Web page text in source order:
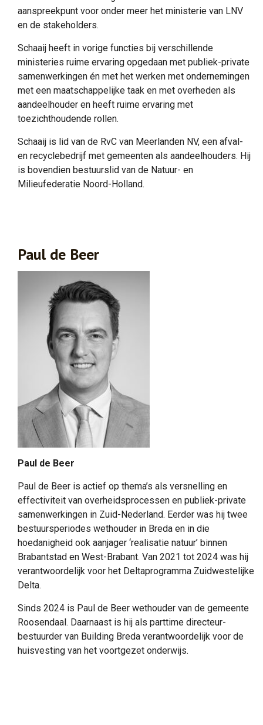
aanspreekpunt voor onder meer het ministerie van LNV
en de stakeholders.
Schaaij heeft in vorige functies bij verschillende
ministeries ruime ervaring opgedaan met publiek-private
samenwerkingen én met het werken met ondernemingen
met een maatschappelijke taak en met overheden als
aandeelhouder en heeft ruime ervaring met
toezichthoudende rollen.
Schaaij is lid van de RvC van Meerlanden NV, een afval-
en recyclebedrijf met gemeenten als aandeelhouders. Hij
is bovendien bestuurslid van de Natuur- en
Milieufederatie Noord-Holland.
Paul de Beer
Paul de Beer
Paul de Beer is actief op thema’s als versnelling en
effectiviteit van overheidsprocessen en publiek-private
samenwerkingen in Zuid-Nederland. Eerder was hij twee
bestuursperiodes wethouder in Breda en in die
hoedanigheid ook aanjager ‘realisatie natuur’ binnen
Brabantstad en West-Brabant. Van 2021 tot 2024 was hij
verantwoordelijk voor het Deltaprogramma Zuidwestelijke
Delta.
Sinds 2024 is Paul de Beer wethouder van de gemeente
Roosendaal. Daarnaast is hij als parttime directeur-
bestuurder van Building Breda verantwoordelijk voor de
huisvesting van het voortgezet onderwijs.